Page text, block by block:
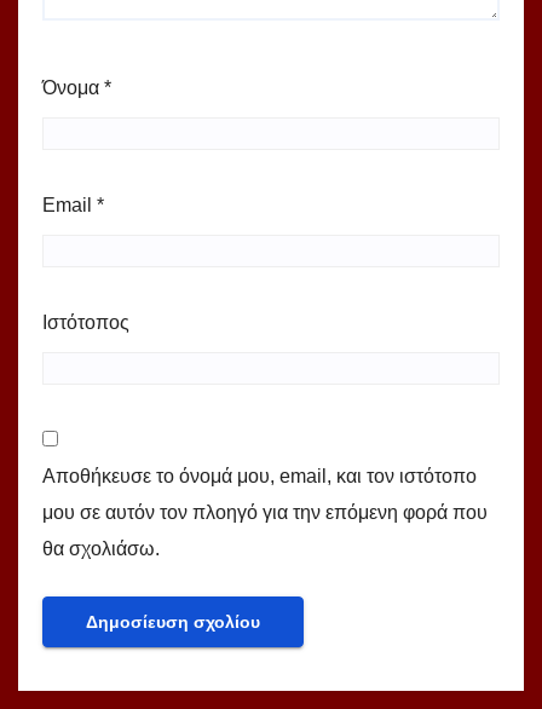
Όνομα *
Email *
Ιστότοπος
Αποθήκευσε το όνομά μου, email, και τον ιστότοπο
μου σε αυτόν τον πλοηγό για την επόμενη φορά που
θα σχολιάσω.